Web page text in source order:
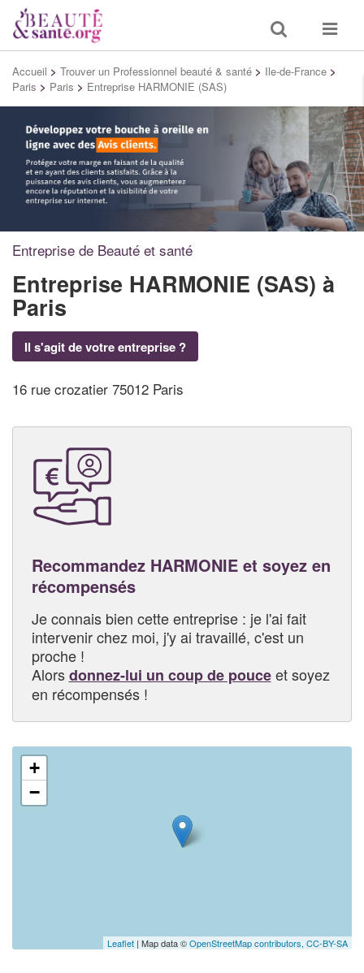
Toggle
search
Toggle
Accueil > Trouver un Professionnel beauté & santé > Ile-de-France >
Paris > Paris > Entreprise HARMONIE (SAS)
Entreprise de Beauté et santé
Entreprise HARMONIE (SAS) à
Paris
Il s'agit de votre entreprise ?
16 rue crozatier 75012 Paris
Recommandez HARMONIE et soyez en
récompensés
Je connais bien cette entreprise : je l'ai fait
intervenir chez moi, j'y ai travaillé, c'est un
proche !
Alorsdonnez-lui un coup de pouceet soyez
en récompensés !
+
−
Leaflet | Map data ©OpenStreetMap contributors, CC-BY-SA